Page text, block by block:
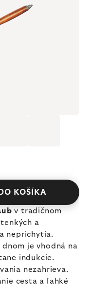
KOŠÍKA
v tradičnom
a
neprichytia.
dnom je vhodná na
indukcie.
nezahrieva.
cesta a ľahké